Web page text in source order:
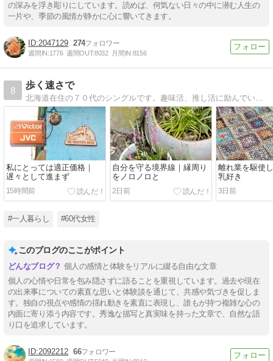
の深みを浮き彫りにしています。読めば、何気ない日々の中に潜む人生の
一片や、季節の風情が静かに心に響いてきます。
2047129 274
週間IN:1776 週間OUT:8032 月間IN:8156
8
歩く速さで
私にとっては適正価格｜
遅々として進まず
15時間前
自分を守る境界線｜縁周り
をノロノロと
2日前
離れ業を駆使
乳好き
3日前
#一人暮らし #60代女性
このブログのここがポイント
個人の感情と体験をリアルに綴る自由な文章
個人の心情や日常を包み隠さずに語ることを重視しています。過去や現在
の出来事についての素直な思いと体験談を通じて、共感や気づきを促しま
す。独自の視点や感情の揺れ動きを素直に表現し、誰もが持つ複雑な心の
内面に寄り添う内容です。秀逸な描写と真実味を持った文章で、自然な語
り口を追求しています。
2092212 66